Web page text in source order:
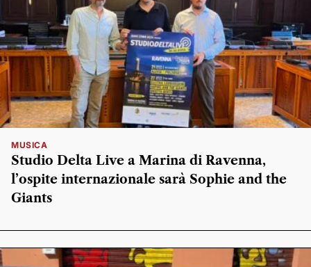
MUSICA
Studio Delta Live a Marina di Ravenna,
l’ospite internazionale sarà Sophie and the
Giants